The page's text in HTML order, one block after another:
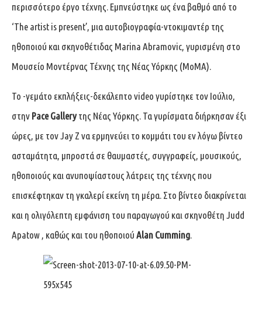
περισσότερο έργο τέχνης. Eμπνεύστηκε ως ένα βαθμό από το
‘The artist is present’, μια αυτοβιογραφία-ντοκιμαντέρ της
ηθοποιού και σκηνοθέτιδας Marina Abramovic, γυρισμένη στο
Μουσείο Μοντέρνας Τέχνης της Νέας Υόρκης (MoMA).
Το -γεμάτο εκπλήξεις-δεκάλεπτο video γυρίστηκε τον Ιούλιο,
στην Pace Galleryτης Νέας Υόρκης. Τα γυρίσματα διήρκησαν έξι
ώρες, με τον Jay Z να ερμηνεύει το κομμάτι του εν λόγω βίντεο
ασταμάτητα, μπροστά σε θαυμαστές, συγγραφείς, μουσικούς,
ηθοποιούς και ανυποψίαστους λάτρεις της τέχνης που
επισκέφτηκαν τη γκαλερί εκείνη τη μέρα. Στο βίντεο διακρίνεται
και η ολιγόλεπτη εμφάνιση του παραγωγού και σκηνοθέτη Judd
Apatow , καθώς και του ηθοποιού Alan Cumming.